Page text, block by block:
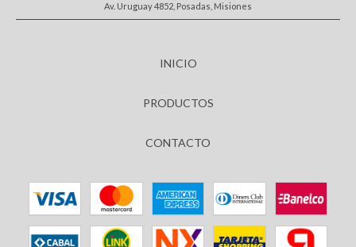
Av. Uruguay 4852, Posadas, Misiones
INICIO
PRODUCTOS
CONTACTO